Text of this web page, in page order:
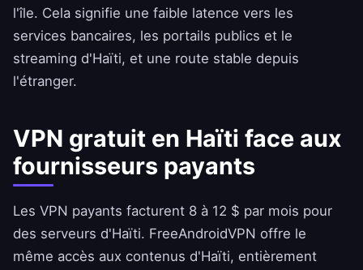
l'île. Cela signifie une faible latence vers les
services bancaires, les portails publics et le
streaming d'Haïti, et une route stable depuis
l'étranger.
VPN gratuit en Haïti face aux
fournisseurs payants
Les VPN payants facturent 8 à 12 $ par mois pour
des serveurs d'Haïti. FreeAndroidVPN offre le
même accès aux contenus d'Haïti, entièrement